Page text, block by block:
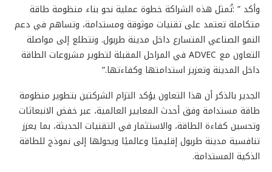
وأكد ” :تُمثل هذه الشراكة خطوة عملية نحو بناء منظومة طاقة
متكاملة تعتمد على تقنيات موثوقة ومستدامة، وتساهم في دعم
النمو الصناعي المتسارع داخل مدينة طربول. ونتطلع إلى مواصلة
التعاون مع ADVEC في المراحل المقبلة لتطوير مشروعات الطاقة
داخل المدينة وتعزيز استدامتها وكفاءتها.”
الجدير بالذكر أن هذا التعاون يؤكد التزام الشركتين بتطوير منظومة
طاقة مستدامة وفق أحدث المعايير العالمية، عبر خفض الانبعاثات
وتحسين كفاءة الطاقة، والاستثمار في التقنيات الحديثة، بما يعزز
تنافسية مدينة طربول إقليميًا وعالميًا ويحولها إلى نموذج للطاقة
الذكية المستدامة.